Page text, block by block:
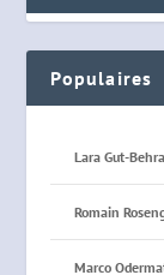
Populaires
Lara Gut-
Romain
Marco